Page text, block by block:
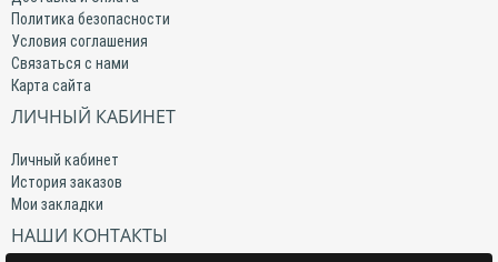
Политика безопасности
Условия соглашения
Связаться с нами
Карта сайта
ЛИЧНЫЙ КАБИНЕТ
Личный кабинет
История заказов
Мои закладки
НАШИ КОНТАКТЫ